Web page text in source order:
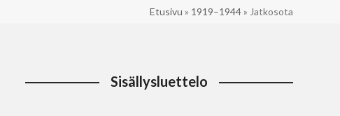
Etusivu » 1919–1944» Jatkosota
Sisällysluettelo